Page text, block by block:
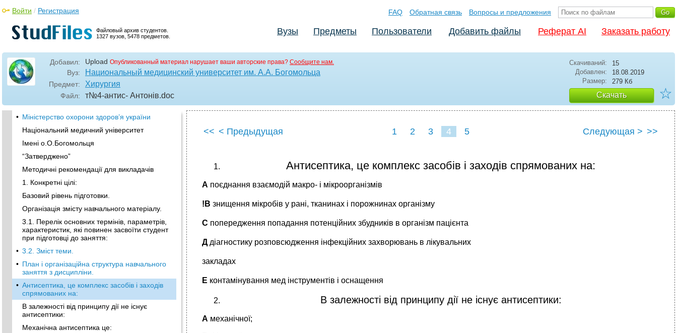
Файловый архив студентов.
1327 вузов, 5478 предметов.
Войти / Регистрация FAQ Обратная связь Вопросы и предложения
Вузы Предметы Пользователи Добавить файлы Реферат AI Заказать работу
Добавил: Upload Опубликованный материал нарушает ваши авторские права? Сообщите нам.
Вуз: Национальный медицинский университет им. А.А. Богомольца
Предмет: Хирургия
Файл: т№4-антис- Антонів.doc
Скачиваний:
15
Добавлен:
18.08.2019
Размер:
279 Кб
Скачать ☆
• Міністерство охорони здоров’я україни
Національний медичний університет
Імені о.О.Богомольця
“Затверджено”
Методичні рекомендації для викладачів
1. Конкретні цілі:
Базовий рівень підготовки.
Організація змісту навчального матеріалу.
3.1. Перелік основних термінів, параметрів,
характеристик, які повинен засвоїти студент
при підготовці до заняття:
• 3.2. Зміст теми.
• План і організаційна структура навчального
заняття з дисципліни.
• Антисептика, це комплекс засобів і заходів
спрямованих на:
В залежності від принципу дії не існує
антисептики:
Механічна антисептика це:
<< < Предыдущая 1 2 3 4 5 Следующая > >>
Антисептика, це комплекс засобів і заходів спрямованих на:
А поєднання взаємодій макро- і мікроорганізмів
!В знищення мікробів у рані, тканинах і порожнинах організму
С попередження попадання потенційних збудників в організм пацієнта
Д діагностику розповсюдження інфекційних захворювань в лікувальних
закладах
Е контамінування мед інструментів і оснащення
В залежності від принципу дії не існує антисептики:
А механічної;